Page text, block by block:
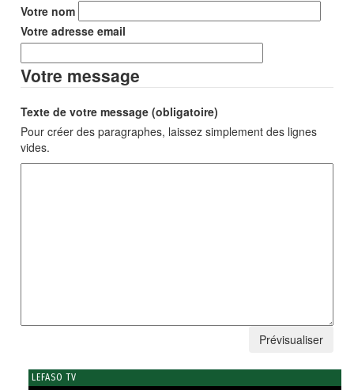
Votre nom
Votre adresse email
Votre message
Texte de votre message (obligatoire)
Pour créer des paragraphes, laissez simplement des lignes
vides.
LEFASO TV